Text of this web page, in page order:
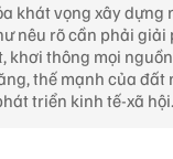
khát vọng xây dựng
nêu rõ cần phải giải
khơi thông mọi
thế mạnh của đất
triển kinh tế-xã hội.